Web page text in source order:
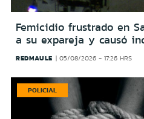
Femicidio frustrado en
a su expareja y causó
REDMAULE 05/08/2026 - 17:26 HRS
POLICIAL